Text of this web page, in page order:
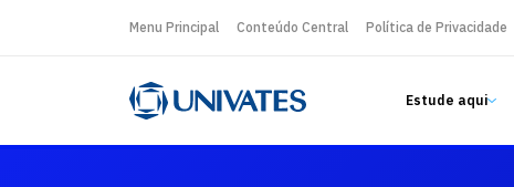
Menu Principal Conteúdo Central Política de Privacidade
Estude aqui